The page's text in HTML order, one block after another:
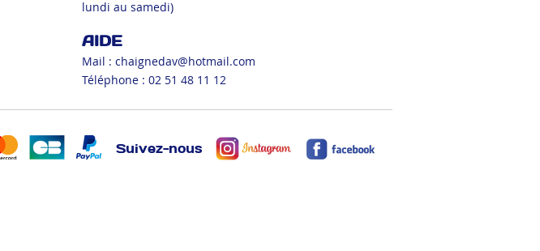
lundi au samedi)
AIDE
Mail : chaignedav@hotmail.com
Téléphone : 02 51 48 11 12
Suivez-nous